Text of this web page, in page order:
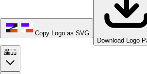
Copy Logo as SVG
Download Logo
產品